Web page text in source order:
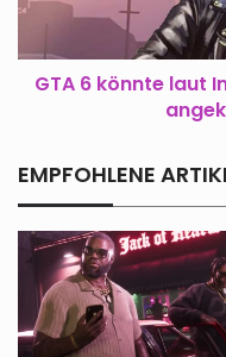
Kürze
offiziell
werden
GTA 6 könnte laut
EMPFOHLENE